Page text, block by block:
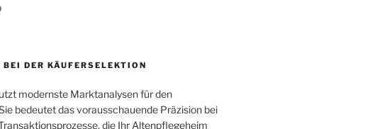
DER KÄUFERSELEKTION
modernste Marktanalysen für den
bedeutet das vorausschauende Präzision bei
die Ihr Altenpflegeheim